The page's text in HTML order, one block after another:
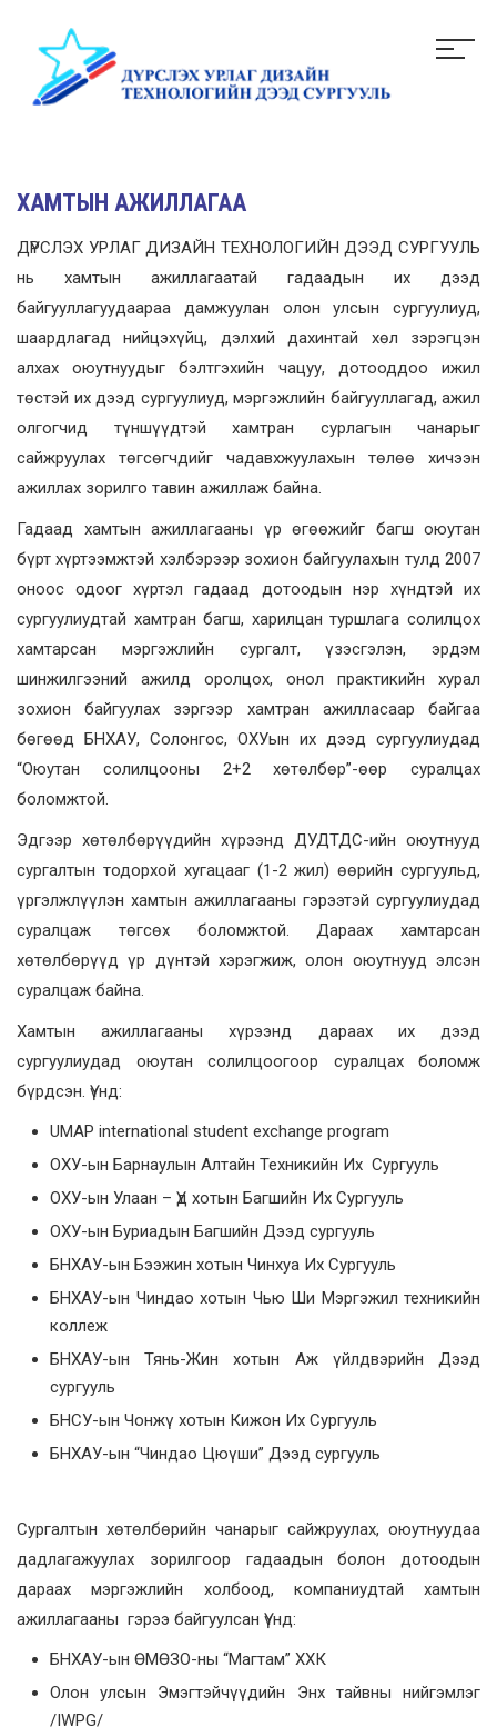
ХАМТЫН АЖИЛЛАГАА
ДҮРСЛЭХ УРЛАГ ДИЗАЙН ТЕХНОЛОГИЙН ДЭЭД СУРГУУЛЬ
нь хамтын ажиллагаатай гадаадын их дээд
байгууллагуудаараа дамжуулан олон улсын сургуулиуд,
шаардлагад нийцэхүйц, дэлхий дахинтай хөл зэрэгцэн
алхах оюутнуудыг бэлтгэхийн чацуу, дотооддоо ижил
төстэй их дээд сургуулиуд, мэргэжлийн байгууллагад, ажил
олгогчид түншүүдтэй хамтран сурлагын чанарыг
сайжруулах төгсөгчдийг чадавхжуулахын төлөө хичээн
ажиллах зорилго тавин ажиллаж байна.
Гадаад хамтын ажиллагааны үр өгөөжийг багш оюутан
бүрт хүртээмжтэй хэлбэрээр зохион байгуулахын тулд 2007
оноос одоог хүртэл гадаад дотоодын нэр хүндтэй их
сургуулиудтай хамтран багш, харилцан туршлага солилцох
хамтарсан мэргэжлийн сургалт, үзэсгэлэн, эрдэм
шинжилгээний ажилд оролцох, онол практикийн хурал
зохион байгуулах зэргээр хамтран ажилласаар байгаа
бөгөөд БНХАУ, Солонгос, ОХУын их дээд сургуулиудад
“Оюутан солилцооны 2+2 хөтөлбөр”-өөр суралцах
боломжтой.
Эдгээр хөтөлбөрүүдийн хүрээнд ДУДТДС-ийн оюутнууд
сургалтын тодорхой хугацааг (1-2 жил) өөрийн сургуульд,
үргэлжлүүлэн хамтын ажиллагааны гэрээтэй сургуулиудад
суралцаж төгсөх боломжтой. Дараах хамтарсан
хөтөлбөрүүд үр дүнтэй хэрэгжиж, олон оюутнууд элсэн
суралцаж байна.
Хамтын ажиллагааны хүрээнд дараах их дээд
сургуулиудад оюутан солилцоогоор суралцах боломж
бүрдсэн. Үүнд:
UMAP international student exchange program
ОХУ-ын Барнаулын Алтайн Техникийн Их Сургууль
ОХУ-ын Улаан – Үд хотын Багшийн Их Сургууль
ОХУ-ын Буриадын Багшийн Дээд сургууль
БНХАУ-ын Бээжин хотын Чинхуа Их Сургууль
БНХАУ-ын Чиндао хотын Чью Ши Мэргэжил техникийн
коллеж
БНХАУ-ын Тянь-Жин хотын Аж үйлдвэрийн Дээд
сургууль
БНСУ-ын Чонжү хотын Кижон Их Сургууль
БНХАУ-ын “Чиндао Цюүши” Дээд сургууль
Сургалтын хөтөлбөрийн чанарыг сайжруулах, оюутнуудаа
дадлагажуулах зорилгоор гадаадын болон дотоодын
дараах мэргэжлийн холбоод, компаниудтай хамтын
ажиллагааны гэрээ байгуулсан Үүнд:
БНХАУ-ын ӨМӨЗО-ны “Магтам” ХХК
Олон улсын Эмэгтэйчүүдийн Энх тайвны нийгэмлэг
/IWPG/